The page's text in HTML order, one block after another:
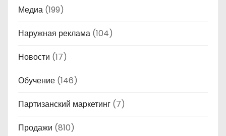
Медиа (199)
Наружная реклама (104)
Новости (17)
Обучение (146)
Партизанский маркетинг (7)
Продажи (810)